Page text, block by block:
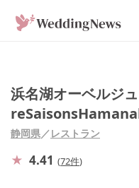
浜名湖オーベルジ
静岡県／レストラン
4.41 (72件)